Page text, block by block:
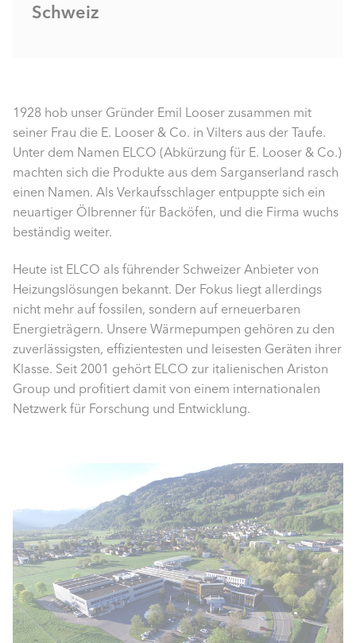
Schweiz
1928 hob unser Gründer Emil Looser zusammen mit
seiner Frau die E. Looser & Co. in Vilters aus der Taufe.
Unter dem Namen ELCO (Abkürzung für E. Looser & Co.)
machten sich die Produkte aus dem Sarganserland rasch
einen Namen. Als Verkaufsschlager entpuppte sich ein
neuartiger Ölbrenner für Backöfen, und die Firma wuchs
beständig weiter.
Heute ist ELCO als führender Schweizer Anbieter von
Heizungslösungen bekannt. Der Fokus liegt allerdings
nicht mehr auf fossilen, sondern auf erneuerbaren
Energieträgern. Unsere Wärmepumpen gehören zu den
zuverlässigsten, effizientesten und leisesten Geräten ihrer
Klasse. Seit 2001 gehört ELCO zur italienischen Ariston
Group und profitiert damit von einem internationalen
Netzwerk für Forschung und Entwicklung.